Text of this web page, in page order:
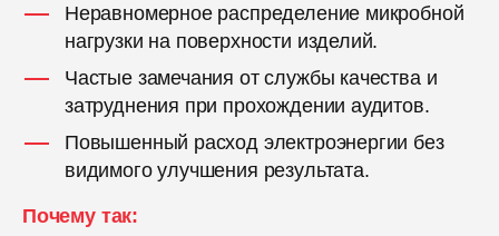
Неравномерное распределение микробной
нагрузки на поверхности изделий.
Частые замечания от службы качества и
затруднения при прохождении аудитов.
Повышенный расход электроэнергии без
видимого улучшения результата.
Почему так: